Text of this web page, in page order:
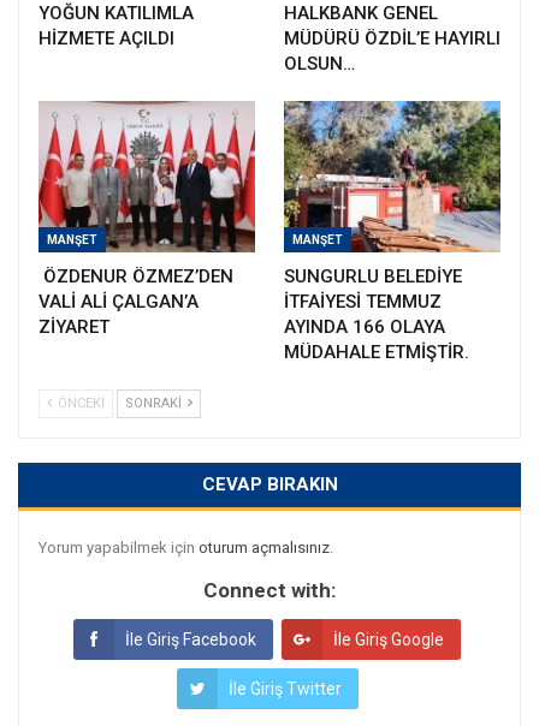
YOĞUN KATILIMLA
HİZMETE AÇILDI
HALKBANK GENEL
MÜDÜRÜ ÖZDİL’E HAYIRLI
OLSUN…
MANŞET
ÖZDENUR ÖZMEZ’DEN
VALİ ALİ ÇALGAN’A
ZİYARET
MANŞET
SUNGURLU BELEDİYE
İTFAİYESİ TEMMUZ
AYINDA 166 OLAYA
MÜDAHALE ETMİŞTİR.
ÖNCEKI SONRAKI
CEVAP BIRAKIN
Yorum yapabilmek için oturum açmalısınız
Connect with:
İle Giriş Facebook İle Giriş Google
İle Giriş Twitter